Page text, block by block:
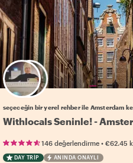
Favori yerel rehberini seç
seçeceğin bir yerel rehber ile Amsterdam
Withlocals Seninle! -
146 değerlendirme• €62.45
DAY TRIP ANINDA ONAYLI